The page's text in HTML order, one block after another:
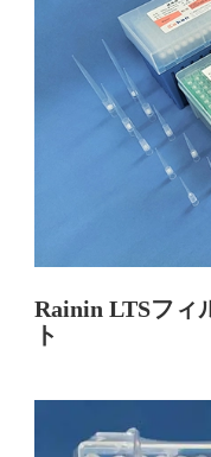
Rainin LTSフィ
ト